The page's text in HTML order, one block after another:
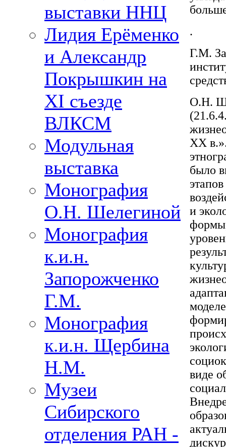
выставки ННЦ
Лидия Ерёменко
и Александр
Покрышкин на
XI съезде
ВЛКСМ
Модульная
выставка
Монография
О.Н. Шелегиной
Монография
к.и.н.
Запорожченко
Г.М.
Монография
к.и.н. Щербина
Н.М.
Музеи
Сибирского
отделения РАН -
.
Г.М.
О.Н.
XX
было
и
формы,
виде